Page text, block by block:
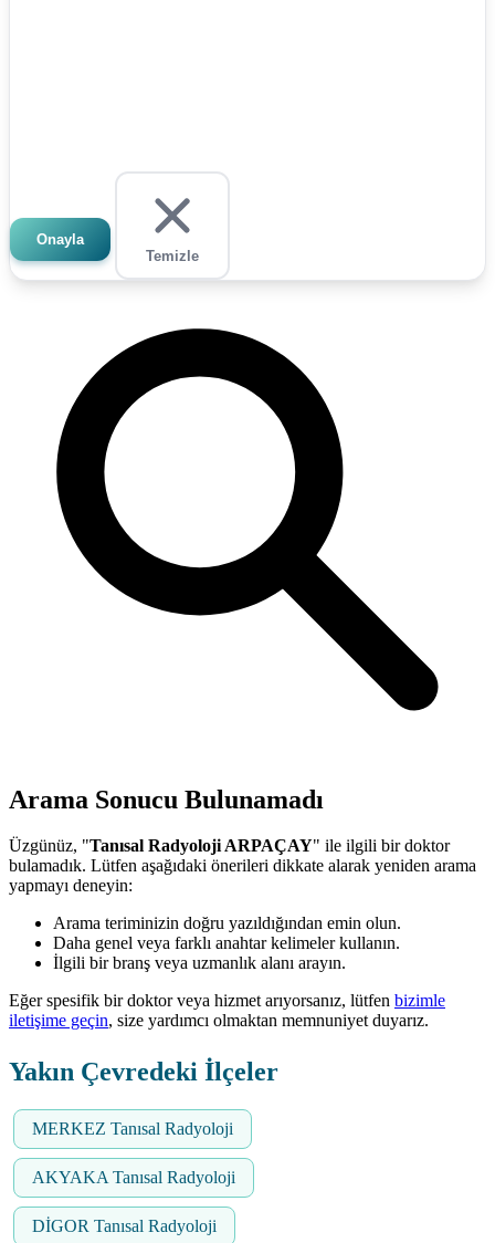
Onayla
Temizle
Arama Sonucu Bulunamadı
Üzgünüz, "Tanısal Radyoloji ARPAÇAY" ile ilgili bir doktor
bulamadık. Lütfen aşağıdaki önerileri dikkate alarak yeniden arama
yapmayı deneyin:
Arama teriminizin doğru yazıldığından emin olun.
Daha genel veya farklı anahtar kelimeler kullanın.
İlgili bir branş veya uzmanlık alanı arayın.
Eğer spesifik bir doktor veya hizmet arıyorsanız, lütfen bizimle
iletişime geçin, size yardımcı olmaktan memnuniyet duyarız.
Yakın Çevredeki İlçeler
MERKEZ Tanısal Radyoloji
AKYAKA Tanısal Radyoloji
DİGOR Tanısal Radyoloji